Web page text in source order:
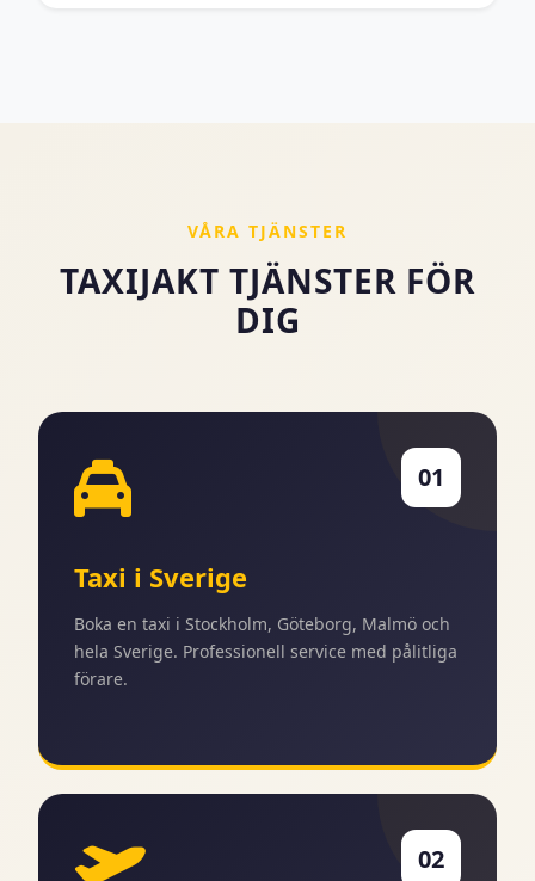
VÅRA TJÄNSTER
TAXIJAKT TJÄNSTER FÖR
DIG
01
Taxi i Sverige
Boka en taxi i Stockholm, Göteborg, Malmö och
hela Sverige. Professionell service med pålitliga
förare.
02